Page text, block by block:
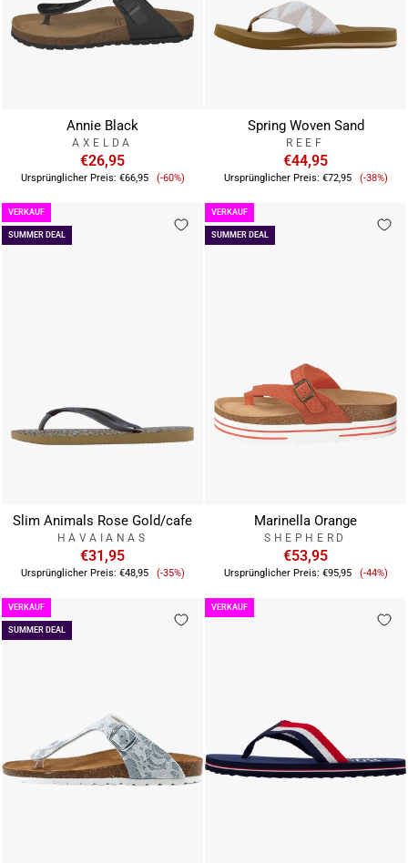
Annie Black
AXELDA
€26,95
Ursprünglicher Preis: €66,95 Verkaufspreis
(-60%)
Spring Woven Sand
REEF
€44,95
Ursprünglicher Preis: €72,95 (-38%)
SUMMER DEAL
VERKAUF
Slim Animals Rose Gold/cafe
HAVAIANAS
€31,95
Ursprünglicher Preis: €48,95 Verkaufspreis
(-35%)
SUMMER DEAL
VERKAUF
Marinella Orange
SHEPHERD
€53,95
Ursprünglicher Preis: €95,95 (-44%)
SUMMER DEAL
VERKAUF VERKAUF